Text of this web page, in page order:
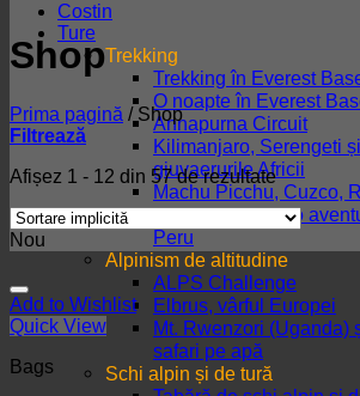
Costin
Ture
Trekking
Trekking în Everest
O noapte în Everest
Annapurna Circuit
Kilimanjaro, Serengeti
giuvaerurile Africii
Machu Picchu, Cuzco,
și lacul Titicaca, o
Peru
Alpinism de altitudine
ALPS Challenge
Elbrus, vârful Europei
Mt. Rwenzori (Uganda)
safari pe apă
Schi alpin și de tură
Shop
Prima pagină /Shop
Filtrează
Afișez 1 - 12 din 57 de rezultate
Nou
Add to Wishlist
Quick View
Bags